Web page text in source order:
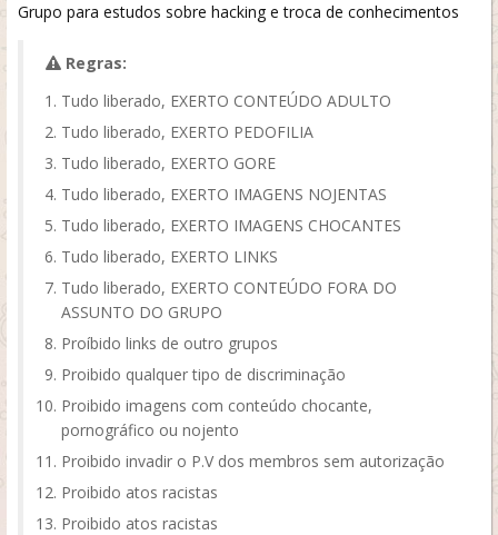
Grupo para estudos sobre hacking e troca de conhecimentos
Regras:
Tudo liberado, EXERTO CONTEÚDO ADULTO
Tudo liberado, EXERTO PEDOFILIA
Tudo liberado, EXERTO GORE
Tudo liberado, EXERTO IMAGENS NOJENTAS
Tudo liberado, EXERTO IMAGENS CHOCANTES
Tudo liberado, EXERTO LINKS
Tudo liberado, EXERTO CONTEÚDO FORA DO
ASSUNTO DO GRUPO
Proíbido links de outro grupos
Proibido qualquer tipo de discriminação
Proibido imagens com conteúdo chocante,
pornográfico ou nojento
Proibido invadir o P.V dos membros sem autorização
Proibido atos racistas
Proibido atos racistas